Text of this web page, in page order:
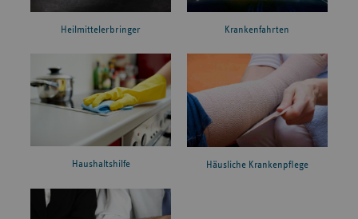
Heilmittelerbringer Krankenfahrten
Haushaltshilfe Häusliche Krankenpflege